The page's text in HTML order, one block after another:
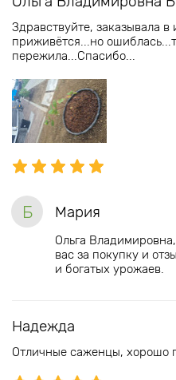
Здравствуйте, заказывала
приживётся...но
пережила...Спасибо...
Б Мария
Ольга
вас за покупку и
и богатых урожаев.
Надежда
Отличные саженцы, хорошо